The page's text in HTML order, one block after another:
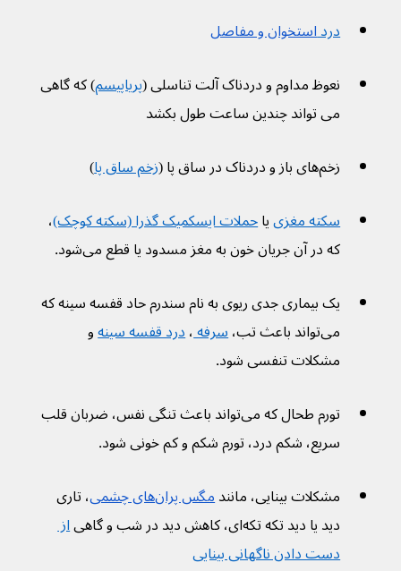
درد استخوان و مفاصل
نعوظ مداوم و دردناک آلت تناسلی (پریاپیسم) که گاهی
می تواند چندین ساعت طول بکشد
زخم‌های باز و دردناک در ساق پا (
زخم ساق پا)
سکته مغزی یا حملات ایسکمیک گذرا (سکته کوچک)،
که در آن جریان خون به مغز مسدود یا قطع می‌شود.
یک بیماری جدی ریوی به نام سندرم حاد قفسه سینه که
می‌تواند باعث تب،
سرفه ، درد قفسه سینه و
مشکلات تنفسی شود.
تورم طحال که می‌تواند باعث تنگی نفس، ضربان قلب
سریع، شکم درد، تورم شکم و کم خونی شود.
مشکلات بینایی، مانند مگس پران‌های چشمی
، تاری
دید یا دید تکه تکه‌ای، کاهش دید در شب و گاهی
از
دست دادن ناگهانی بینایی